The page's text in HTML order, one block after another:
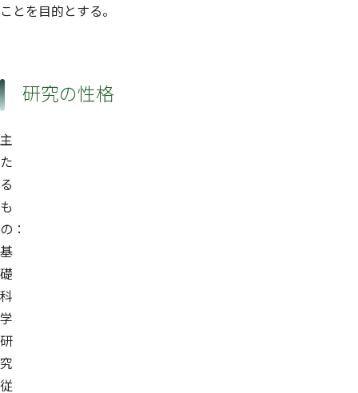
ことを目的とする。
研究の性格
主
た
る
も
の：
基
礎
科
学
研
究
従